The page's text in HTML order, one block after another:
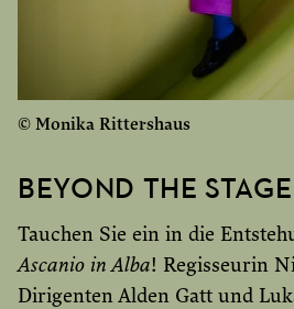
© Monika Rittershaus
BEYOND THE STAGE
Tauchen Sie ein in die
Ascanio in Alba! Regisseurin
Dirigenten Alden Gatt und